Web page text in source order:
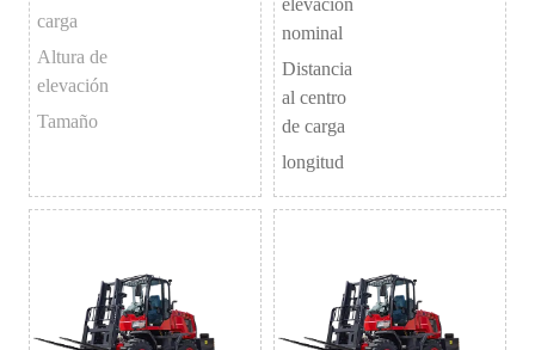
carga
Altura de
elevación
Tamaño
nominal
Distancia
al centro
de carga
longitud